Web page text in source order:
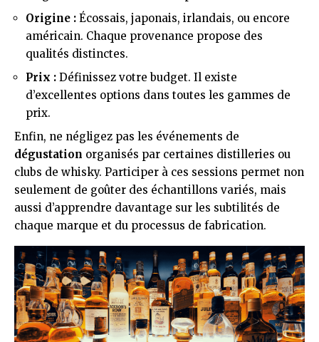
Origine : Écossais, japonais, irlandais, ou encore
américain. Chaque provenance propose des
qualités distinctes.
Prix : Définissez votre budget. Il existe
d’excellentes options dans toutes les gammes de
prix.
Enfin, ne négligez pas les événements de
dégustation organisés par certaines distilleries ou
clubs de whisky. Participer à ces sessions permet non
seulement de goûter des échantillons variés, mais
aussi d’apprendre davantage sur les subtilités de
chaque marque et du processus de fabrication.